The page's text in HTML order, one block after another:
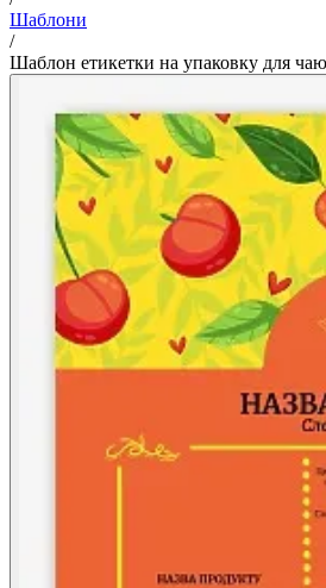
Шаблони
/
Шаблон етикетки на упаковку для чаю